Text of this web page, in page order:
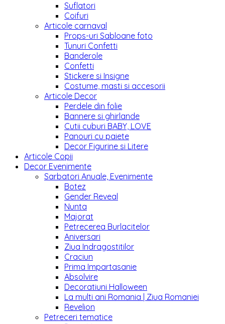
Suflatori
Coifuri
Articole carnaval
Props-uri Sabloane foto
Tunuri Confetti
Banderole
Confetti
Stickere si Insigne
Costume, masti si accesorii
Articole Decor
Perdele din folie
Bannere si ghirlande
Cutii cuburi BABY, LOVE
Panouri cu paiete
Decor Figurine si Litere
Articole Copii
Decor Evenimente
Sarbatori Anuale, Evenimente
Botez
Gender Reveal
Nunta
Majorat
Petrecerea Burlacitelor
Aniversari
Ziua Indragostitilor
Craciun
Prima Impartasanie
Absolvire
Decoratiuni Halloween
La multi ani Romania | Ziua Romaniei
Revelion
Petreceri tematice